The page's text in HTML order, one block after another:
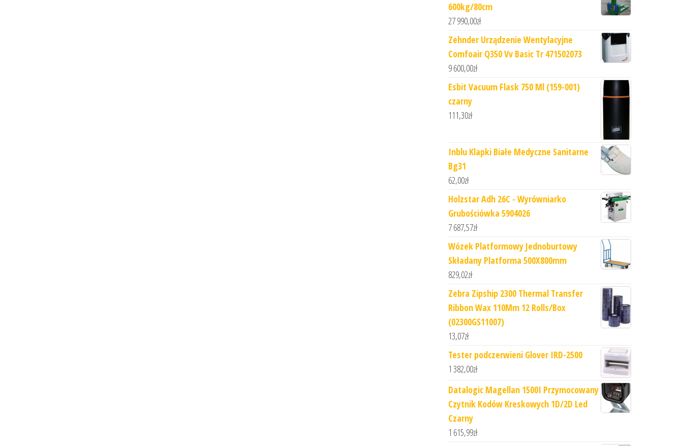
600kg/80cm
27 990,00zł
Zehnder Urządzenie Wentylacyjne
Comfoair Q350 Vv Basic Tr 471502073
9 600,00zł
Esbit Vacuum Flask 750 Ml (159-001)
czarny
111,30zł
Inblu Klapki Białe Medyczne Sanitarne
Bg31
62,00zł
Holzstar Adh 26C - Wyrówniarko
Grubościówka 5904026
7 687,57zł
Wózek Platformowy Jednoburtowy
Składany Platforma 500X800mm
829,02zł
Zebra Zipship 2300 Thermal Transfer
Ribbon Wax 110Mm 12 Rolls/Box
(02300GS11007)
13,07zł
Tester podczerwieni Glover IRD-2500
1 382,00zł
Datalogic Magellan 1500I Przymocowany
Czytnik Kodów Kreskowych 1D/2D Led
Czarny
1 615,99zł